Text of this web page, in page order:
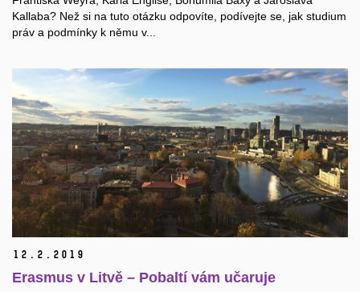
Kallaba? Než si na tuto otázku odpovíte, podívejte se, jak studium
práv a podmínky k němu v...
12. 2. 2019
Erasmus v Litvě – Pobaltí vám učaruje